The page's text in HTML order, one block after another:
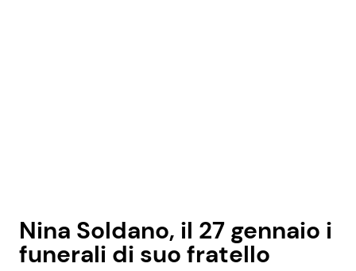
Nina Soldano, il 27 gennaio i
funerali di suo fratello